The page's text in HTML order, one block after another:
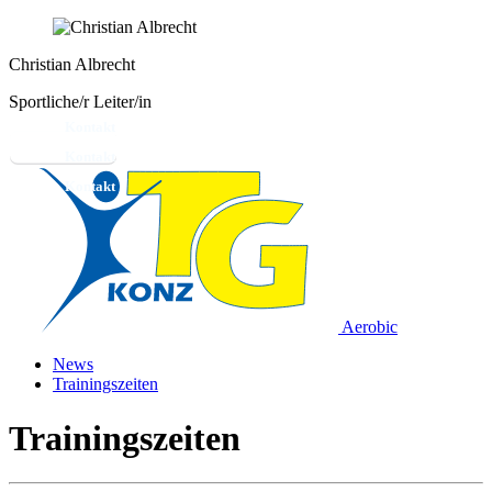
Christian Albrecht
Sportliche/r Leiter/in
Aerobic
News
Trainingszeiten
Trainingszeiten